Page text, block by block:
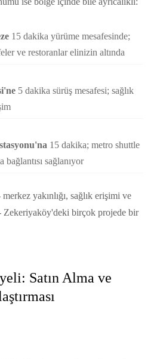
15 dakika yürüme mesafesinde;
ve restoranlar elinizin altında
5 dakika sürüş mesafesi; sağlık
15 dakika; metro shuttle
bağlantısı sağlanıyor
yakınlığı, sağlık erişimi ve
Zekeriyaköy'deki birçok projede bir
Satın Alma ve